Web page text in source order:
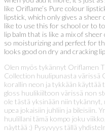
like Oriflame’s Pure colour
lipstick, which only gives a
like to use this for school or to
lip balm that is like a mix of
so moisturizing and perfect for
looks good on dry and cracking
Olen myös tykännyt Oriflamen
Collection huulipunasta värissä
korallin neon ja tykkään käyttää
gloss huulikiiltoon värissä non
ole tästä yksinään niin
upea jokaisiin juhliin ja bileisiin.
huulillani tämä kompo joku
näyttää :) Pysyvyys tällä